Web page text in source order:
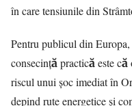
în care tensiunile din
Pentru publicul din
consecință practică este
riscul unui șoc imediat în
depind rute energetice și